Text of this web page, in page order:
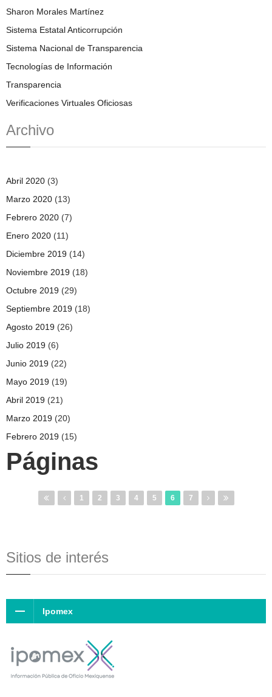
Sharon Morales Martínez
Sistema Estatal Anticorrupción
Sistema Nacional de Transparencia
Tecnologías de Información
Transparencia
Verificaciones Virtuales Oficiosas
Archivo
Abril 2020 (3)
Marzo 2020 (13)
Febrero 2020 (7)
Enero 2020 (11)
Diciembre 2019 (14)
Noviembre 2019 (18)
Octubre 2019 (29)
Septiembre 2019 (18)
Agosto 2019 (26)
Julio 2019 (6)
Junio 2019 (22)
Mayo 2019 (19)
Abril 2019 (21)
Marzo 2019 (20)
Febrero 2019 (15)
Páginas
1 2 3 4 5 6 7
Sitios de interés
Ipomex